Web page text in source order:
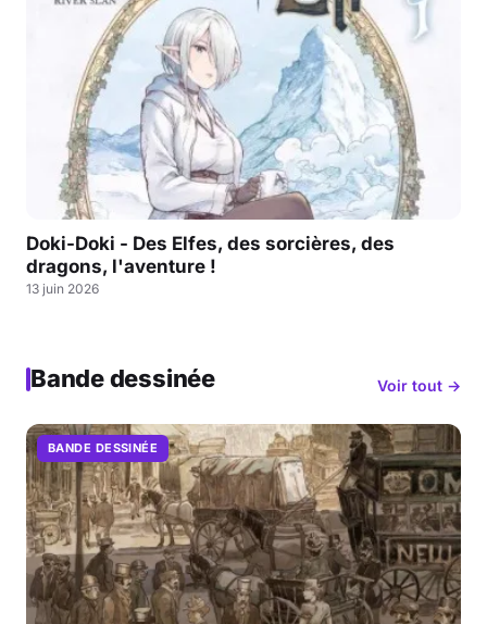
Doki-Doki - Des Elfes, des sorcières, des
dragons, l'aventure !
13 juin 2026
Bande dessinée Voir tout →
BANDE DESSINÉE